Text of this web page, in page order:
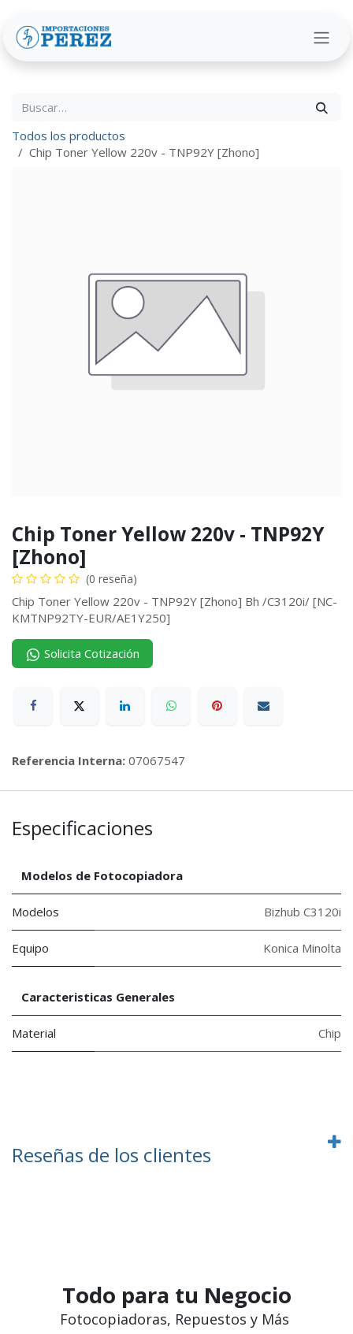
Todos los productos
Chip Toner Yellow 220v - TNP92Y [Zhono]
Chip Toner Yellow 220v - TNP92Y
[Zhono]
(0 reseña)
Chip Toner Yellow 220v - TNP92Y [Zhono] Bh /C3120i/ [NC-
KMTNP92TY-EUR/AE1Y250]
Solicita Cotización
Referencia Interna: 07067547
Especificaciones
Modelos de Fotocopiadora
Modelos Bizhub C3120i
Equipo Konica Minolta
Caracteristicas Generales
Material Chip
Reseñas de los clientes
Todo para tu Negocio
Fotocopiadoras, Repuestos y Más